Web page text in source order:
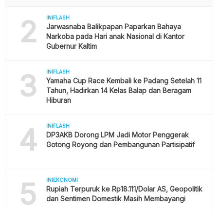
2 INIFLASH
Jarwasnaba Balikpapan Paparkan Bahaya
Narkoba pada Hari anak Nasional di Kantor
Gubernur Kaltim
3 INIFLASH
Yamaha Cup Race Kembali ke Padang Setelah 11
Tahun, Hadirkan 14 Kelas Balap dan Beragam
Hiburan
4 INIFLASH
DP3AKB Dorong LPM Jadi Motor Penggerak
Gotong Royong dan Pembangunan Partisipatif
5 INIEKONOMI
Rupiah Terpuruk ke Rp18.111/Dolar AS, Geopolitik
dan Sentimen Domestik Masih Membayangi